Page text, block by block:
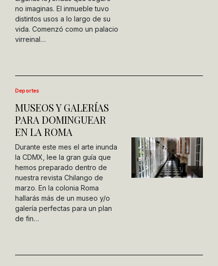
no imaginas. El inmueble tuvo
distintos usos a lo largo de su
vida. Comenzó como un palacio
virreinal…
Deportes
MUSEOS Y GALERÍAS
PARA DOMINGUEAR
EN LA ROMA
Durante este mes el arte inunda
la CDMX, lee la gran guía que
hemos preparado dentro de
nuestra revista Chilango de
marzo. En la colonia Roma
hallarás más de un museo y/o
galería perfectas para un plan
de fin…